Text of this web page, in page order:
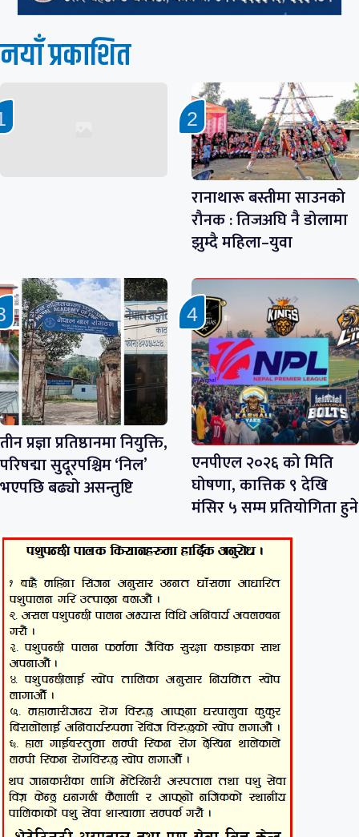
नयाँ प्रकाशित
रानाथारू बस्तीमा साउनको
रौनक : तिजअघि नै डोलामा
झुम्दै महिला–युवा
तीन प्रज्ञा प्रतिष्ठानमा नियुक्ति,
परिषद्मा सुदूरपश्चिम ‘निल’
भएपछि बढ्यो असन्तुष्टि
एनपीएल २०२६ को मिति
घोषणा, कात्तिक ९ देखि
मंसिर ५ सम्म प्रतियोगिता हुने